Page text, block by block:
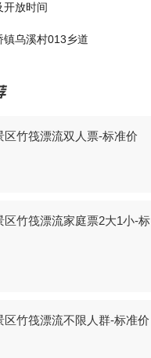
开放时间
镇乌溪村013乡道
区竹筏漂流双人票-标准价
区竹筏漂流家庭票2大1小-标
区竹筏漂流不限人群-标准价